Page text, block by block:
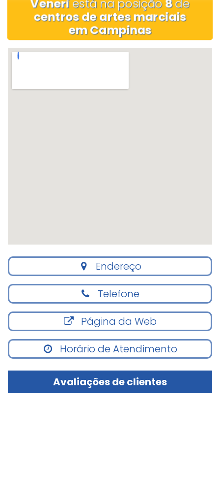
Veneriestá na posição8de
centros de artes marciais
em Campinas
Endereço
Telefone
Página da Web
Horário de Atendimento
Avaliações de clientes